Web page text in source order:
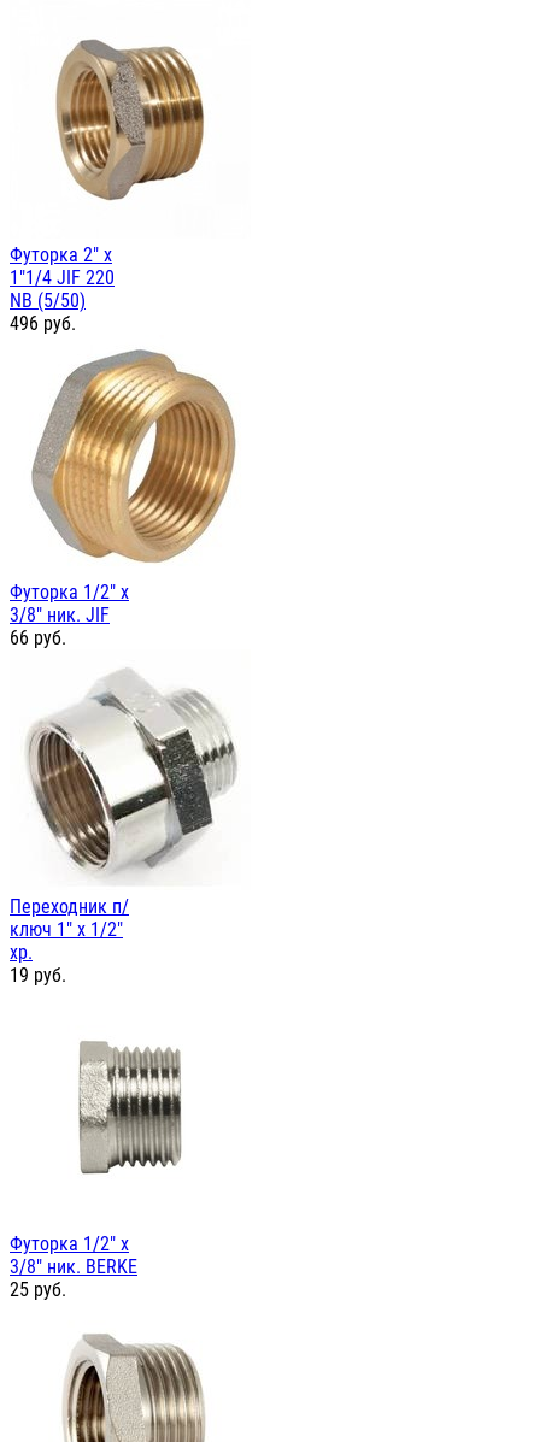
Футорка 2" х
1"1/4 JIF 220
NB (5/50)
496 руб.
Футорка 1/2" х
3/8" ник. JIF
66 руб.
Переходник п/
ключ 1" х 1/2"
хр.
19 руб.
Футорка 1/2" х
3/8" ник. BERKE
25 руб.